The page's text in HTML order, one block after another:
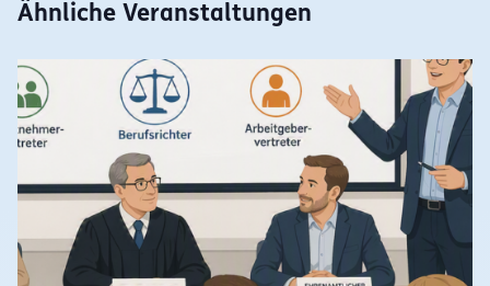
Ähnliche Veranstaltungen